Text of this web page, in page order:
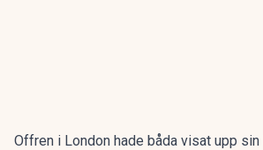
Offren i London hade båda visat upp